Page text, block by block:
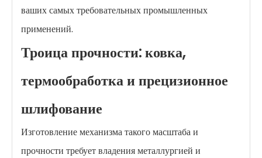
ваших самых требовательных промышленных
применений.
Троица прочности: ковка,
термообработка и прецизионное
шлифование
Изготовление механизма такого масштаба и
прочности требует владения металлургией и